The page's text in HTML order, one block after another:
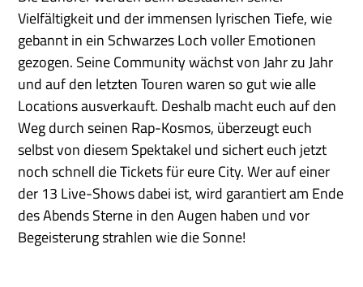
Vielfältigkeit und der immensen lyrischen Tiefe, wie
gebannt in ein Schwarzes Loch voller Emotionen
gezogen. Seine Community wächst von Jahr zu Jahr
und auf den letzten Touren waren so gut wie alle
Locations ausverkauft. Deshalb macht euch auf den
Weg durch seinen Rap-Kosmos, überzeugt euch
selbst von diesem Spektakel und sichert euch jetzt
noch schnell die Tickets für eure City. Wer auf einer
der 13 Live-Shows dabei ist, wird garantiert am Ende
des Abends Sterne in den Augen haben und vor
Begeisterung strahlen wie die Sonne!